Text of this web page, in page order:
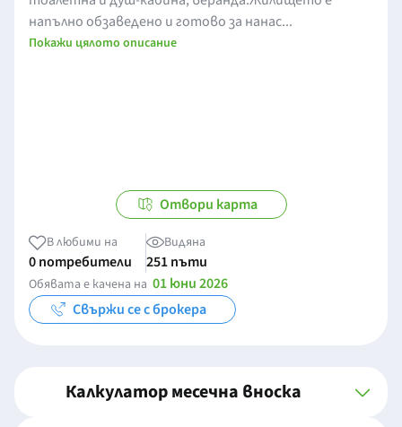
напълно обзаведено и готово за нанас...
Покажи цялото описание
Отвори карта
В любими на
0 потребители
Видяна
251 пъти
Обявата е качена на 01 юни 2026
Свържи се с брокера
Калкулатор месечна вноска